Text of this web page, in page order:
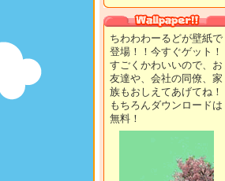
ちわわわーるどが壁紙で
登場！！今すぐゲット！
すごくかわいいので、お
友達や、会社の同僚、家
族もおしえてあげてね！
もちろんダウンロードは
無料！